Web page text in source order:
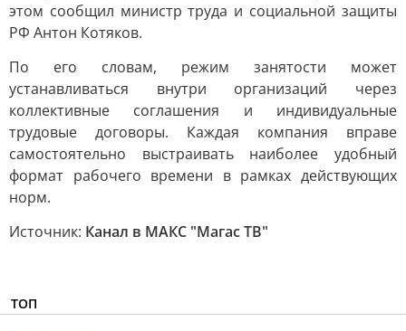
этом сообщил министр труда и социальной защиты
РФ Антон Котяков.
По его словам, режим занятости может
устанавливаться внутри организаций через
коллективные соглашения и индивидуальные
трудовые договоры. Каждая компания вправе
самостоятельно выстраивать наиболее удобный
формат рабочего времени в рамках действующих
норм.
Источник: Канал в МАКС "Магас ТВ"
ТОП